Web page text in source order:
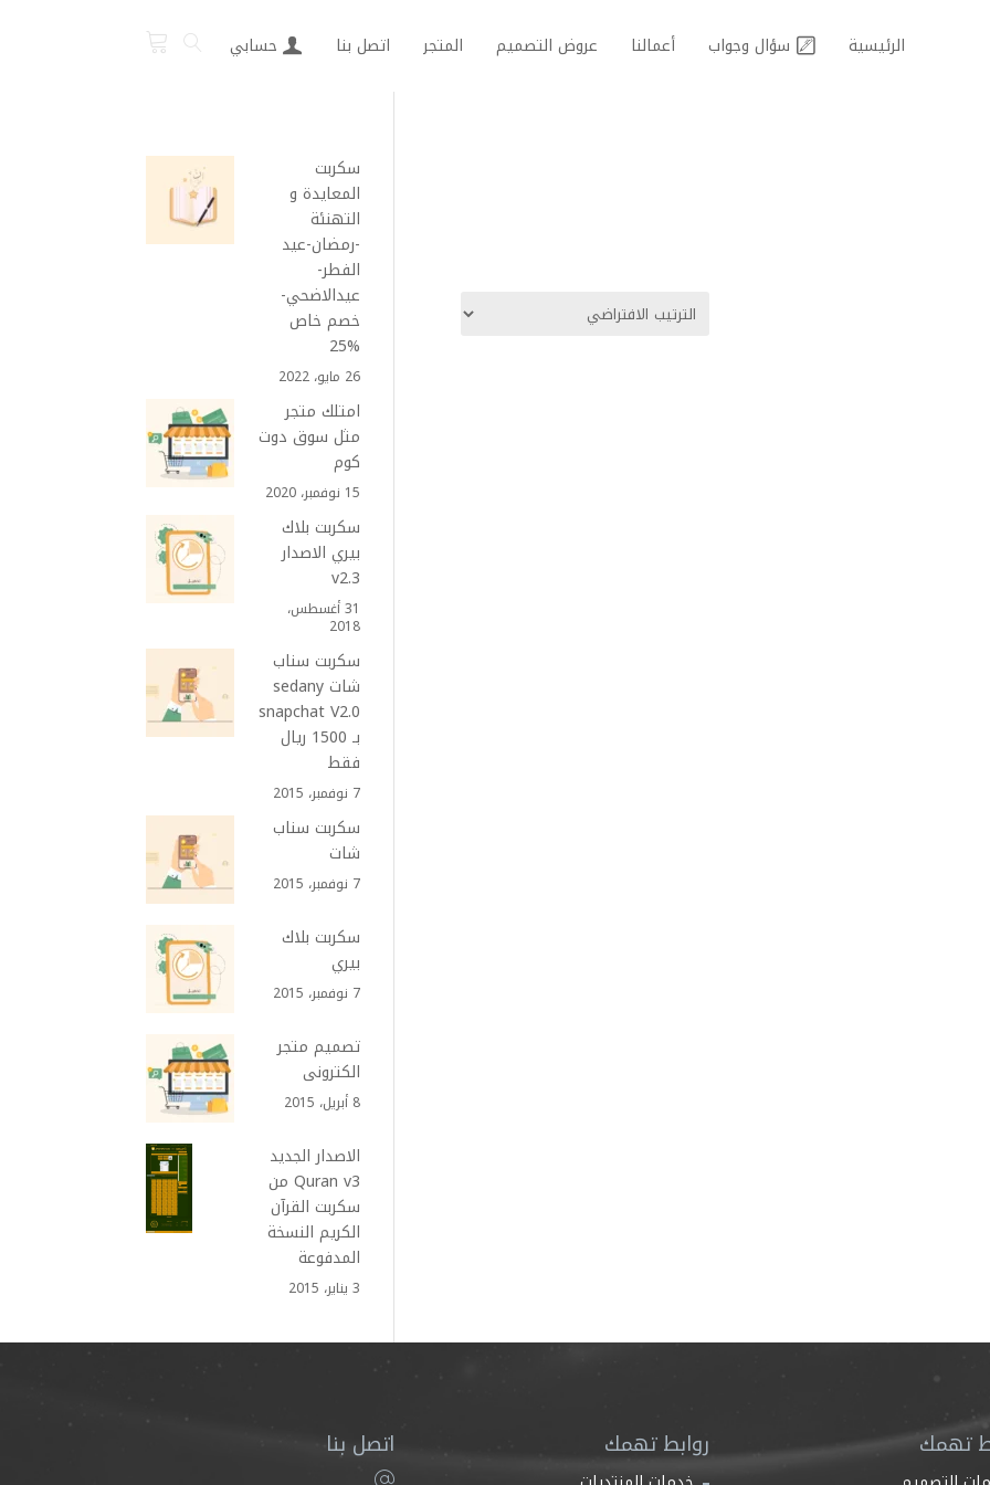
الرئيسية سؤال وجواب أعمالنا عروض التصميم المتجر اتصل بنا حسابي
سكربت
المعايدة و
التهنئة
-رمضان-عيد
الفطر-
عيدالاضحي-
خصم خاص
%25
26 مايو، 2022
امتلك متجر
مثل سوق دوت
كوم
15 نوفمبر، 2020
سكربت بلاك
بيري الاصدار
v2.3
31 أغسطس،
2018
سكربت سناب
شات sedany
snapchat V2.0
بـ 1500 ريال
فقط
7 نوفمبر، 2015
سكربت سناب
شات
7 نوفمبر، 2015
سكربت بلاك
بيري
7 نوفمبر، 2015
تصميم متجر
الكترونى
8 أبريل، 2015
الاصدار الجديد
Quran v3 من
سكربت القرآن
الكريم النسخة
المدفوعة
3 يناير، 2015
تهمك روابط تهمك اتصل بنا